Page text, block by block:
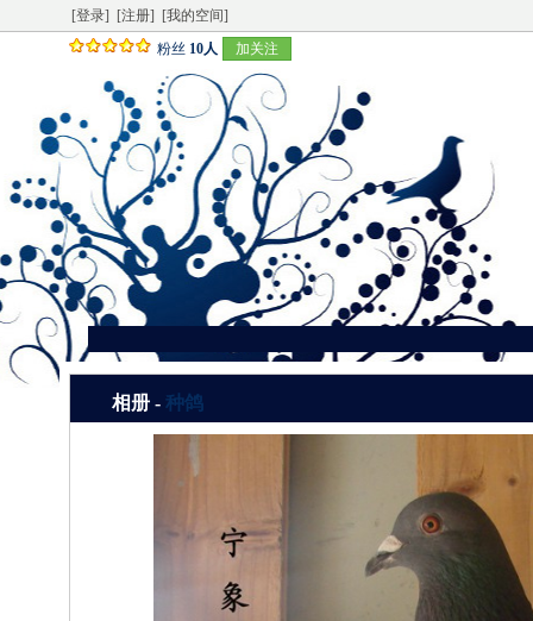
[登录] [注册]
[我的空间]
粉丝 10人 加关注
相册 - 种鸽